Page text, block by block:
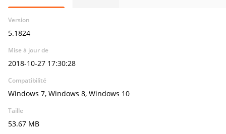
Version
5.1824
Mise à jour de
2018-10-27 17:30:28
Compatibilité
Windows 7, Windows 8, Windows 10
Taille
53.67 MB